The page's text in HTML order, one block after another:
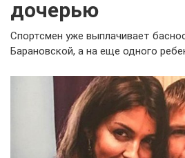
дочерью
Спортсмен уже выплачивает
Барановской, а на еще одного